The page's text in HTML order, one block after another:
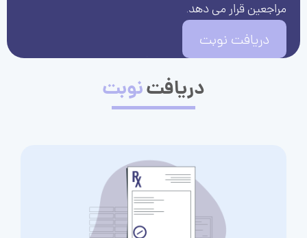
مراجعین قرار می دهد.
دریافت نوبت
دریافتنوبت